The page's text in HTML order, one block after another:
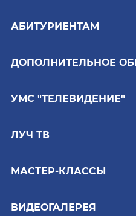
АБИТУРИЕНТАМ
ДОПОЛНИТЕЛЬНОЕ
УМС "ТЕЛЕВИДЕНИЕ"
ЛУЧ ТВ
МАСТЕР-КЛАССЫ
ВИДЕОГАЛЕРЕЯ